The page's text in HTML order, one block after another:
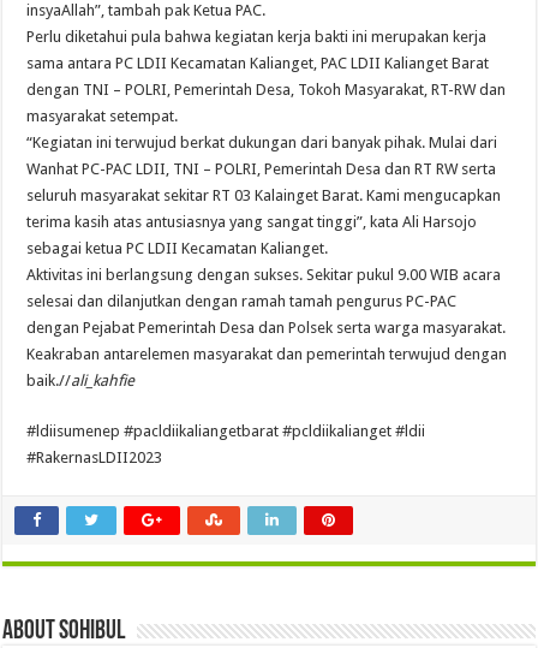
insyaAllah”, tambah pak Ketua PAC.
Perlu diketahui pula bahwa kegiatan kerja bakti ini merupakan kerja
sama antara PC LDII Kecamatan Kalianget, PAC LDII Kalianget Barat
dengan TNI – POLRI, Pemerintah Desa, Tokoh Masyarakat, RT-RW dan
masyarakat setempat.
“Kegiatan ini terwujud berkat dukungan dari banyak pihak. Mulai dari
Wanhat PC-PAC LDII, TNI – POLRI, Pemerintah Desa dan RT RW serta
seluruh masyarakat sekitar RT 03 Kalainget Barat. Kami mengucapkan
terima kasih atas antusiasnya yang sangat tinggi”, kata Ali Harsojo
sebagai ketua PC LDII Kecamatan Kalianget.
Aktivitas ini berlangsung dengan sukses. Sekitar pukul 9.00 WIB acara
selesai dan dilanjutkan dengan ramah tamah pengurus PC-PAC
dengan Pejabat Pemerintah Desa dan Polsek serta warga masyarakat.
Keakraban antarelemen masyarakat dan pemerintah terwujud dengan
baik.//ali_kahfie
#ldiisumenep #pacldiikaliangetbarat #pcldiikalianget #ldii
#RakernasLDII2023
About sohibul